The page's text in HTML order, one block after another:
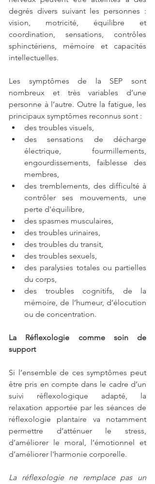
degrés divers suivant les personnes :
vision, motricité, équilibre et
coordination, sensations, contrôles
sphinctériens, mémoire et capacités
intellectuelles.
Les symptômes de la SEP sont
nombreux et très variables d’une
personne à l’autre. Outre la fatigue, les
principaux symptômes reconnus sont :
des troubles visuels,
des sensations de décharge
électrique, fourmillements,
engourdissements, faiblesse des
membres,
des tremblements, des difficulté à
contrôler ses mouvements, une
perte d'équilibre,
des spasmes musculaires,
des troubles urinaires,
des troubles du transit,
des troubles sexuels,
des paralysies totales ou partielles
du corps,
des troubles cognitifs, de la
mémoire, de l’humeur, d’élocution
ou de concentration.
La Réflexologie comme soin de
support
Si l’ensemble de ces symptômes peut
être pris en compte dans le cadre d’un
suivi réflexologique adapté, la
relaxation apportée par les séances de
réflexologie plantaire va notamment
permettre d’atténuer le stress,
d’améliorer le moral, l’émotionnel et
d’améliorer l'harmonie corporelle.
La réflexologie ne remplace pas un